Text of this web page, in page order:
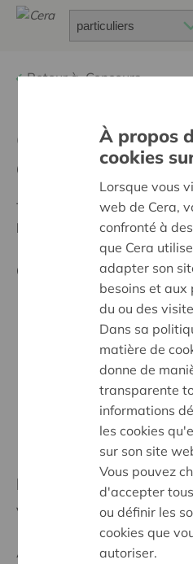
Retour àConcours
Gagne un kit
d’une valeur
Tente de gagner un kit de
le nécessaire pour vivre ton
Comment participer ?
➀ Follow Cera sur
➁ Va sur le post du
& ENJOY (publié le 11
➂ Partage tes 3 émojis
➃ Avec un peu de
Règlement complet
Version du 11 mai 2026
Article 1 : description du
À propos
cookies
Lorsque vous
web de Cera,
confronté à
que Cera
adapter son
besoins et aux
du ou des
Dans sa
matière de
donne de
transparente
informations
les cookies
sur son site
Vous pouvez
d'accepter
ou définir les
cookies que
autoriser.